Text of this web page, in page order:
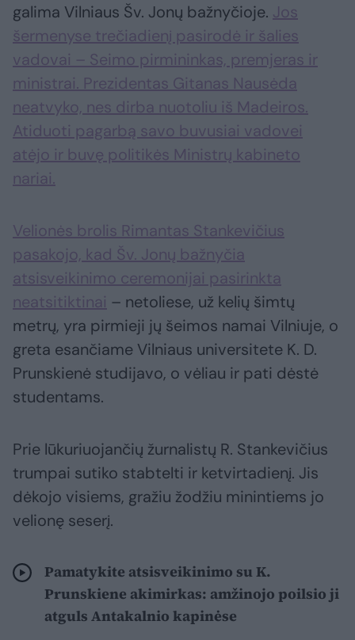
galima Vilniaus Šv. Jonų bažnyčioje. Jos
šermenyse trečiadienį pasirodė ir šalies
vadovai – Seimo pirmininkas, premjeras ir
ministrai. Prezidentas Gitanas Nausėda
neatvyko, nes dirba nuotoliu iš Madeiros.
Atiduoti pagarbą savo buvusiai vadovei
atėjo ir buvę politikės Ministrų kabineto
nariai.
Velionės brolis Rimantas Stankevičius
pasakojo, kad Šv. Jonų bažnyčia
atsisveikinimo ceremonijai pasirinkta
neatsitiktinai – netoliese, už kelių šimtų
metrų, yra pirmieji jų šeimos namai Vilniuje, o
greta esančiame Vilniaus universitete K. D.
Prunskienė studijavo, o vėliau ir pati dėstė
studentams.
Prie lūkuriuojančių žurnalistų R. Stankevičius
trumpai sutiko stabtelti ir ketvirtadienį. Jis
dėkojo visiems, gražiu žodžiu minintiems jo
velionę seserį.
Pamatykite atsisveikinimo su K.
Prunskiene akimirkas: amžinojo poilsio ji
atguls Antakalnio kapinėse